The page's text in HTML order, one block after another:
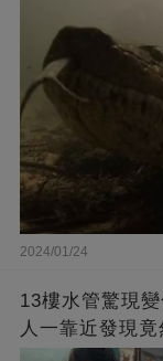
2024/01/24
13樓水管驚現
人一靠近發現